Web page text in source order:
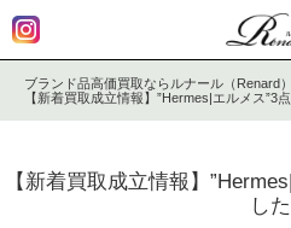
ブランド品高価買取ならルナール（Renard）
【新着買取成立情報】”Hermes|エルメス”3
【新着買取成立情報】
した